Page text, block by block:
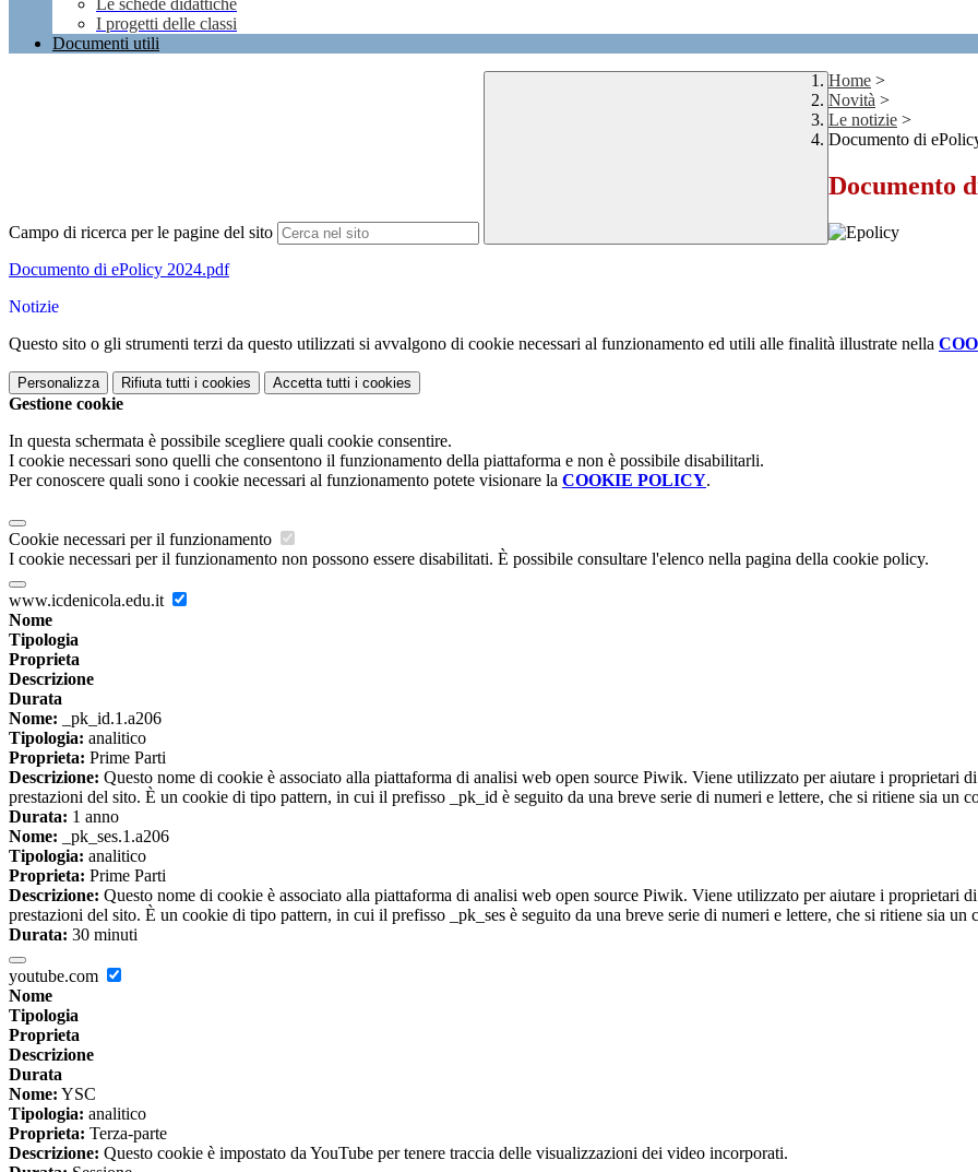
Le schede didattiche
I progetti delle classi
Documenti utili
Campo di ricerca per le pagine del sito
Home >
Novità >
Le notizie >
Documento di
Documento
Documento di ePolicy 2024.pdf
Notizie
Questo sito o gli strumenti terzi da questo utilizzati si avvalgono di cookie necessari al funzionamento ed utili alle finalità illustrate nella
Personalizza Rifiuta tutti i cookies Accetta tutti i cookies
Gestione cookie
In questa schermata è possibile scegliere quali cookie consentire.
I cookie necessari sono quelli che consentono il funzionamento della piattaforma e non è possibile disabilitarli.
Per conoscere quali sono i cookie necessari al funzionamento potete visionare la COOKIE POLICY.
Cookie necessari per il funzionamento
I cookie necessari per il funzionamento non possono essere disabilitati. È possibile consultare l'elenco nella pagina della cookie policy.
www.icdenicola.edu.it
Nome
Tipologia
Proprieta
Descrizione
Durata
Nome: _pk_id.1.a206
Tipologia: analitico
Proprieta: Prime Parti
Descrizione: Questo nome di cookie è associato alla piattaforma di analisi web open source Piwik. Viene utilizzato per aiutare i proprietari
prestazioni del sito. È un cookie di tipo pattern, in cui il prefisso _pk_id è seguito da una breve serie di numeri e lettere, che si ritiene sia un
Durata: 1 anno
Nome: _pk_ses.1.a206
Tipologia: analitico
Proprieta: Prime Parti
Descrizione: Questo nome di cookie è associato alla piattaforma di analisi web open source Piwik. Viene utilizzato per aiutare i proprietari
prestazioni del sito. È un cookie di tipo pattern, in cui il prefisso _pk_ses è seguito da una breve serie di numeri e lettere, che si ritiene sia
Durata: 30 minuti
youtube.com
Nome
Tipologia
Proprieta
Descrizione
Durata
Nome: YSC
Tipologia: analitico
Proprieta: Terza-parte
Descrizione: Questo cookie è impostato da YouTube per tenere traccia delle visualizzazioni dei video incorporati.